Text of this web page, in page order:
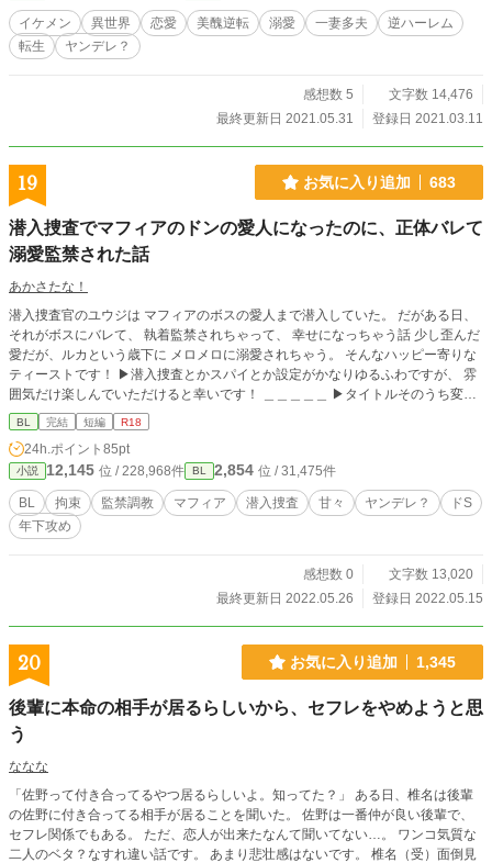
イケメン 異世界 恋愛 美醜逆転 溺愛 一妻多夫
逆ハーレム
転生
ヤンデレ？
感想数 5
文字数 14,476
最終更新日 2021.05.31
登録日 2021.03.11
19 お気に入り追加 683
潜入捜査でマフィアのドンの愛人になったのに、正体バレて
溺愛監禁された話
あかさたな！
潜入捜査官のユウジは マフィアのボスの愛人まで潜入していた。 だがある日、
それがボスにバレて、 執着監禁されちゃって、 幸せになっちゃう話 少し歪んだ
愛だが、ルカという歳下に メロメロに溺愛されちゃう。 そんなハッピー寄りな
ティーストです！ ▶︎潜入捜査とかスパイとか設定がかなりゆるふわですが、 雰
囲気だけ楽しんでいただけると幸いです！ ＿＿＿＿＿ ▶︎タイトルそのうち変え
ます 2022/05/16変更！ 拘束（仮題名）→ 潜入捜査でマフィアのドンの愛人にな
ったのに、正体バレて溺愛監禁された話 ▶︎毎日18時更新頑張ります！一万字前
後のお話に収める予定です 2022/05/24の更新は1日お休みします。すみません。
▶︎▶︎r18表現が含まれます※ ◀︎◀︎ ＿＿＿＿＿
BL 完結 短編 R18
24h.ポイント 85pt
小説 12,145 位 / 228,968件 BL 2,854 位 / 31,475件
BL 拘束 監禁調教 マフィア 潜入捜査 甘々 ヤンデレ？
ドS
年下攻め
感想数 0
文字数 13,020
最終更新日 2022.05.26
登録日 2022.05.15
20 お気に入り追加 1,345
後輩に本命の相手が居るらしいから、セフレをやめようと思
う
ななな
「佐野って付き合ってるやつ居るらしいよ。知ってた？」 ある日、椎名は後輩
の佐野に付き合ってる相手が居ることを聞いた。 佐野は一番仲が良い後輩で、
セフレ関係でもある。 ただ、恋人が出来たなんて聞いてない…。 ワンコ気質な
二人のベタ？なすれ違い話です。 あまり悲壮感はないです。 椎名（受）面倒見